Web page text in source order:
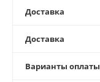
Доставка
Доставка
Варианты оплаты